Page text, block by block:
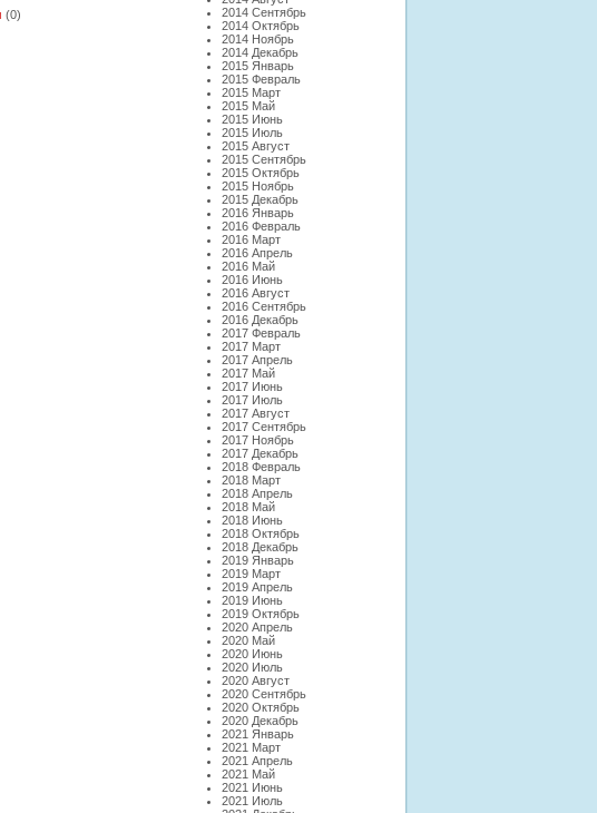
2014 Сентябрь
2014 Октябрь
2014 Ноябрь
2014 Декабрь
2015 Январь
2015 Февраль
2015 Март
2015 Май
2015 Июнь
2015 Июль
2015 Август
2015 Сентябрь
2015 Октябрь
2015 Ноябрь
2015 Декабрь
2016 Январь
2016 Февраль
2016 Март
2016 Апрель
2016 Май
2016 Июнь
2016 Август
2016 Сентябрь
2016 Декабрь
2017 Февраль
2017 Март
2017 Апрель
2017 Май
2017 Июнь
2017 Июль
2017 Август
2017 Сентябрь
2017 Ноябрь
2017 Декабрь
2018 Февраль
2018 Март
2018 Апрель
2018 Май
2018 Июнь
2018 Октябрь
2018 Декабрь
2019 Январь
2019 Март
2019 Апрель
2019 Июнь
2019 Октябрь
2020 Апрель
2020 Май
2020 Июнь
2020 Июль
2020 Август
2020 Сентябрь
2020 Октябрь
2020 Декабрь
2021 Январь
2021 Март
2021 Апрель
2021 Май
2021 Июнь
2021 Июль
(0)